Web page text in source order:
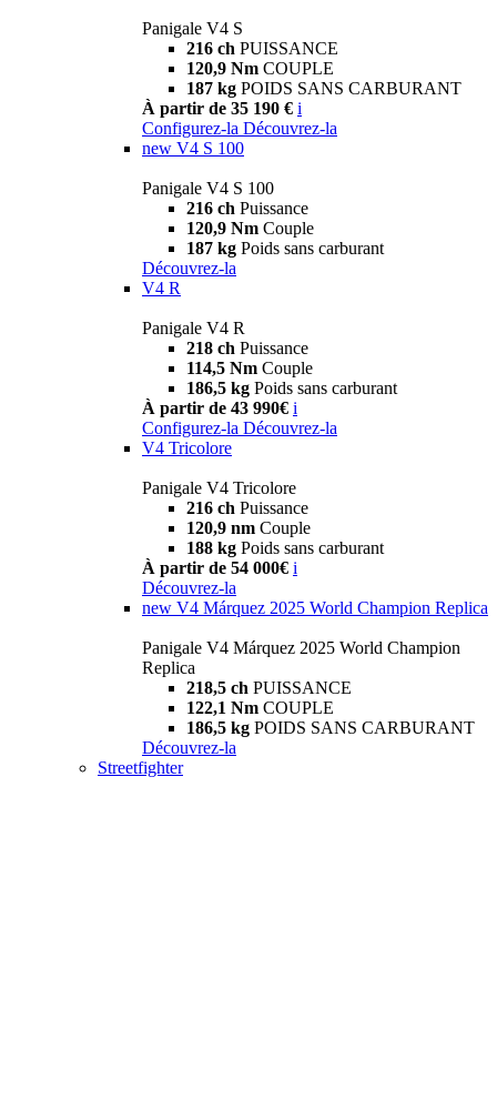
Panigale V4 S
216 ch PUISSANCE
120,9 Nm COUPLE
187 kg POIDS SANS CARBURANT
À partir de 35 190 € i
Configurez-la Découvrez-la
new V4 S 100
Panigale V4 S 100
216 ch Puissance
120,9 Nm Couple
187 kg Poids sans carburant
Découvrez-la
V4 R
Panigale V4 R
218 ch Puissance
114,5 Nm Couple
186,5 kg Poids sans carburant
À partir de 43 990€ i
Configurez-la Découvrez-la
V4 Tricolore
Panigale V4 Tricolore
216 ch Puissance
120,9 nm Couple
188 kg Poids sans carburant
À partir de 54 000€ i
Découvrez-la
new V4 Márquez 2025 World Champion Replica
Panigale V4 Márquez 2025 World Champion
Replica
218,5 ch PUISSANCE
122,1 Nm COUPLE
186,5 kg POIDS SANS CARBURANT
Découvrez-la
Streetfighter